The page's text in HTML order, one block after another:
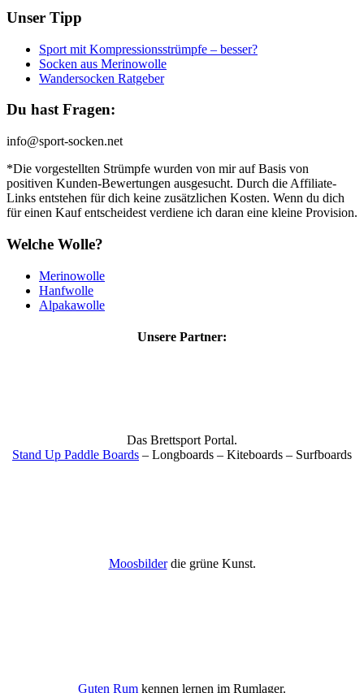
Unser Tipp
Sport mit Kompressionsstrümpfe – besser?
Socken aus Merinowolle
Wandersocken Ratgeber
Du hast Fragen:
info@sport-socken.net
*Die vorgestellten Strümpfe wurden von mir auf Basis von
positiven Kunden-Bewertungen ausgesucht. Durch die Affiliate-
Links entstehen für dich keine zusätzlichen Kosten. Wenn du dich
für einen Kauf entscheidest verdiene ich daran eine kleine Provision.
Welche Wolle?
Merinowolle
Hanfwolle
Alpakawolle
Unsere Partner:
Das Brettsport Portal.
Stand Up Paddle Boards – Longboards – Kiteboards – Surfboards
Moosbilderdie grüne Kunst.
Guten Rum kennen lernen im Rumlager.